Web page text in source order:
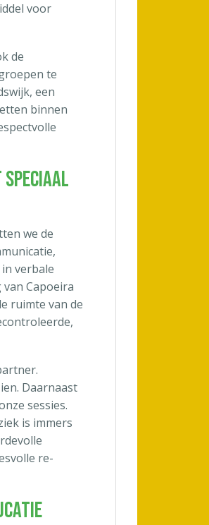
voor
de
te
een
binnen
we de
verbale
Capoeira
ruimte van de
Daarnaast
sessies.
is immers
re-